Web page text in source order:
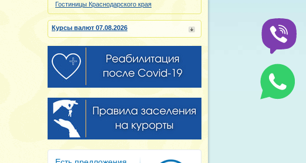
Гостиницы Краснодарского края
Курсы валют 07.08.2026